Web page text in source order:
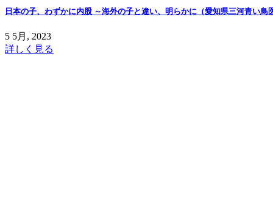
日本の子、わずかに内股 ～海外の子と違い、明らかに（愛知県三河青い
5 5月, 2023
詳しく見る